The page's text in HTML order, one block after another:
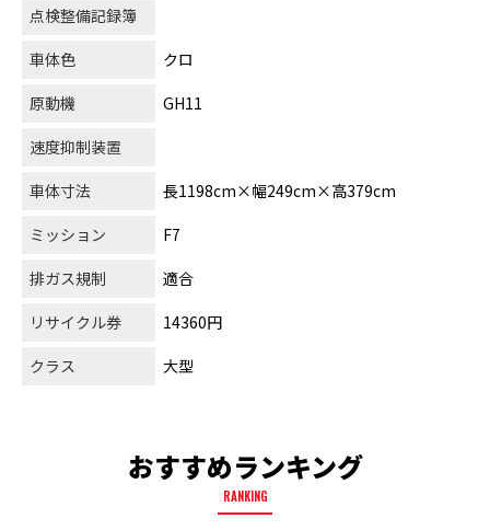
点検整備記録簿
車体色
クロ
原動機
GH11
速度抑制装置
車体寸法
長1198cm×幅249cm×高379cm
ミッション
F7
排ガス規制
適合
リサイクル券
14360円
クラス
大型
おすすめランキング
RANKING